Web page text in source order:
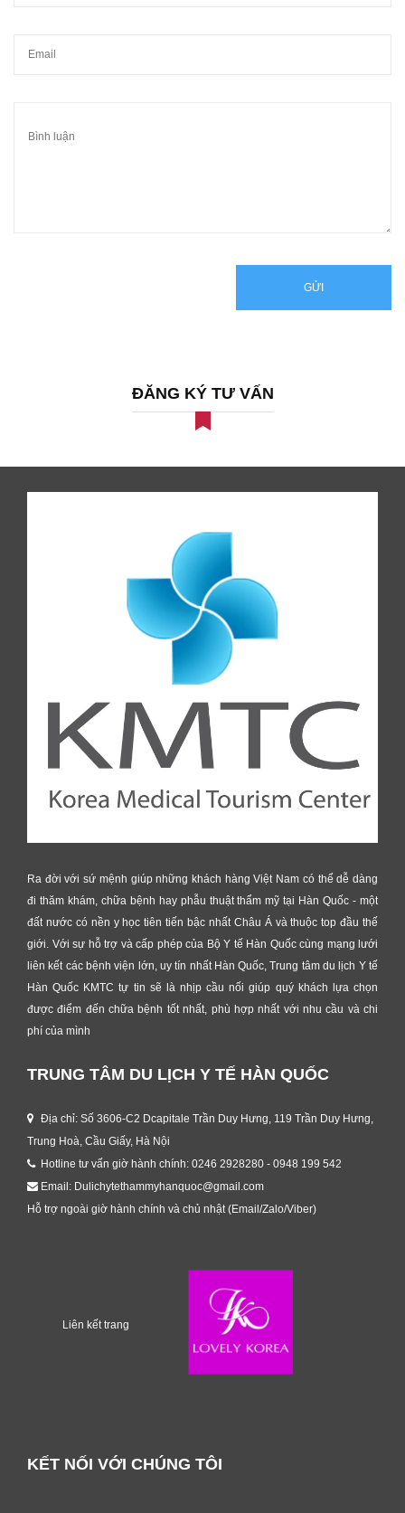
GỬI
ĐĂNG KÝ TƯ VẤN
Ra đời với sứ mệnh giúp những khách hàng Việt Nam có thể dễ dàng
đi thăm khám, chữa bệnh hay phẫu thuật thẩm mỹ tại Hàn Quốc - một
đất nước có nền y học tiên tiến bậc nhất Châu Á và thuộc top đầu thế
giới. Với sự hỗ trợ và cấp phép của Bộ Y tế Hàn Quốc cùng mạng lưới
liên kết các bệnh viện lớn, uy tín nhất Hàn Quốc, Trung tâm du lịch Y tế
Hàn Quốc KMTC tự tin sẽ là nhịp cầu nối giúp quý khách lựa chọn
được điểm đến chữa bệnh tốt nhất, phù hợp nhất với nhu cầu và chi
phí của mình
TRUNG TÂM DU LỊCH Y TẾ HÀN QUỐC
Địa chỉ: Số 3606-C2 Dcapitale Trần Duy Hưng, 119 Trần Duy Hưng,
Trung Hoà, Cầu Giấy, Hà Nội
Hotline tư vấn giờ hành chính: 0246 2928280 - 0948 199 542
Email: Dulichytethammyhanquoc@gmail.com
Hỗ trợ ngoài giờ hành chính và chủ nhật (Email/Zalo/Viber)
Liên kết trang
KẾT NỐI VỚI CHÚNG TÔI